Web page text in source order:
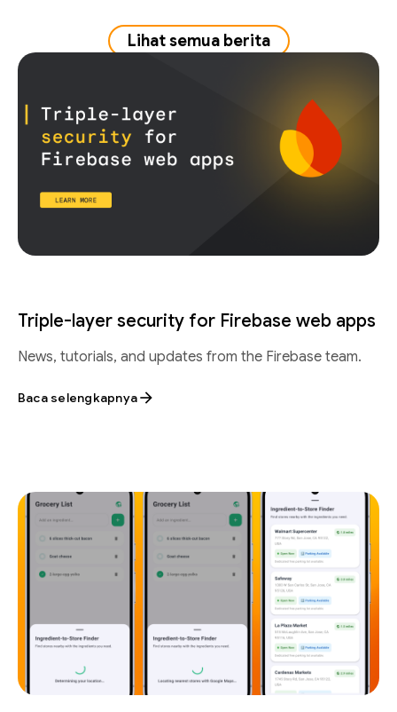
Lihat semua berita
Triple-layer security for Firebase web apps
News, tutorials, and updates from the Firebase team.
Baca selengkapnya